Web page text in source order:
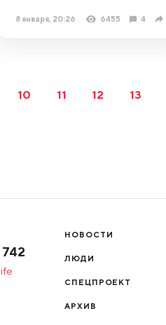
8 января, 20:26 6455 4
10 11 12 13
НОВОСТИ
ЛЮДИ
СПЕЦПРОЕКТ
АРХИВ